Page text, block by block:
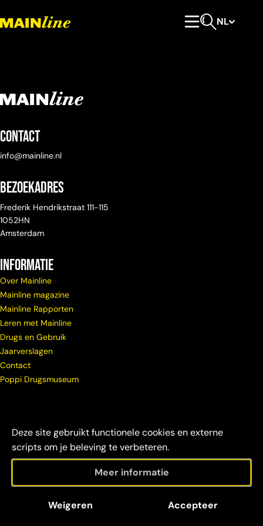
Deze site gebruikt functionele cookies en externe
scripts om je beleving te verbeteren.
Meer informatie
Weigeren Accepteer
NL
Contact
info@mainline.nl
Bezoekadres
Frederik Hendrikstraat 111-115
1052HN
Amsterdam
Informatie
Over Mainline
Mainline magazine
Mainline Rapporten
Leren met Mainline
Drugs en Gebruik
Jaarverslagen
Contact
Poppi Drugsmuseum
Mainline 2026
verantwoordelijkheid
credits